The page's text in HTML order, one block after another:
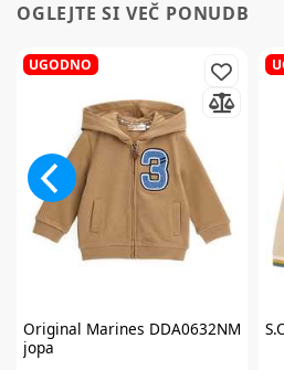
OGLEJTE SI VEČ PONUDB
UGODNO
Original Marines DDA0632NM
jopa